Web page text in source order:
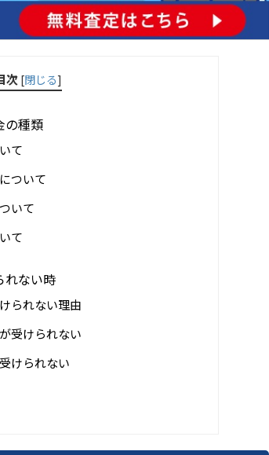
次 [閉じる]
の種類
て
ついて
いて
て
れない時
られない理由
受けられない
けられない